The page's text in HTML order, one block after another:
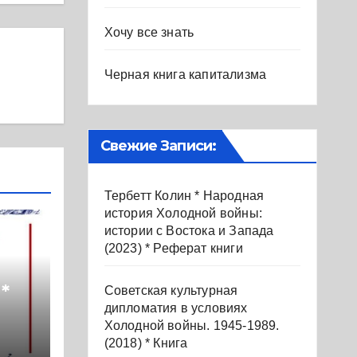
Хочу все знать
Черная книга капитализма
Свежие Записи:
Тербетт Колин * Народная
история Холодной войны:
истории с Востока и Запада
(2023) * Реферат книги
Советская культурная
дипломатия в условиях
Холодной войны. 1945-1989.
(2018) * Книга